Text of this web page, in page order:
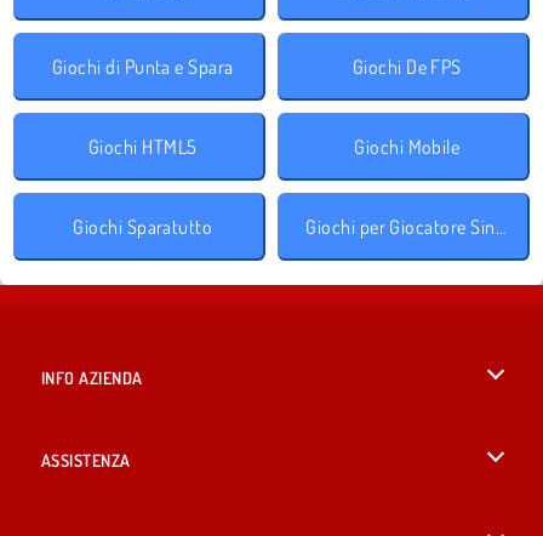
Giochi di Punta e Spara Giochi De FPS
Giochi HTML5 Giochi Mobile
Giochi Sparatutto Giochi per Giocatore Singolo
INFO AZIENDA
ASSISTENZA